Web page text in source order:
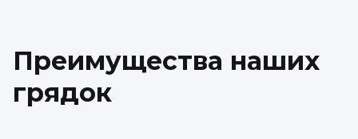
Преимущества наших
грядок